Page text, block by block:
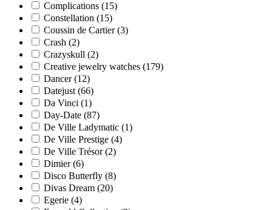
Complications (15)
Constellation (15)
Coussin de Cartier (3)
Crash (2)
Crazyskull (2)
Creative jewelry watches (179)
Dancer (12)
Datejust (66)
Da Vinci (1)
Day-Date (87)
De Ville Ladymatic (1)
De Ville Prestige (4)
De Ville Trésor (2)
Dimier (6)
Disco Butterfly (8)
Divas Dream (20)
Egerie (4)